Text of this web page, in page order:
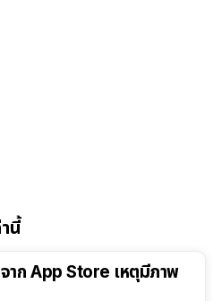
นี้
าก App Store เหตุมีภาพ